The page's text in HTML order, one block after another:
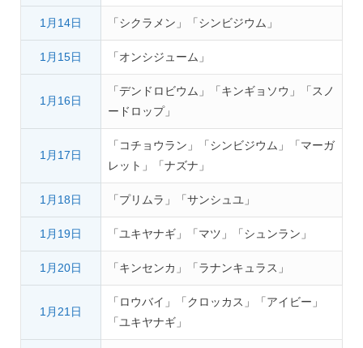
1月14日 「シクラメン」「シンビジウム」
1月15日 「オンシジューム」
1月16日
「デンドロビウム」「キンギョソウ」「スノ
ードロップ」
1月17日
「コチョウラン」「シンビジウム」「マーガ
レット」「ナズナ」
1月18日 「プリムラ」「サンシュユ」
1月19日 「ユキヤナギ」「マツ」「シュンラン」
1月20日 「キンセンカ」「ラナンキュラス」
1月21日
「ロウバイ」「クロッカス」「アイビー」
「ユキヤナギ」